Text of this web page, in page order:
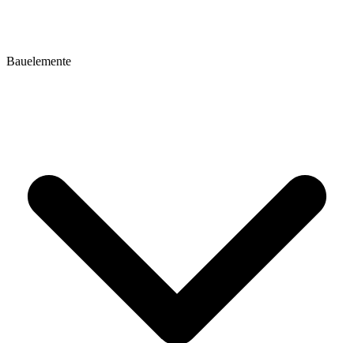
Bauelemente